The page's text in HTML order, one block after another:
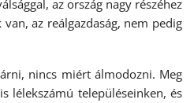
az ország nagy részéhez
az reálgazdaság, nem pedig
nincs miért álmodozni. Meg
lélekszámú településeinken, és